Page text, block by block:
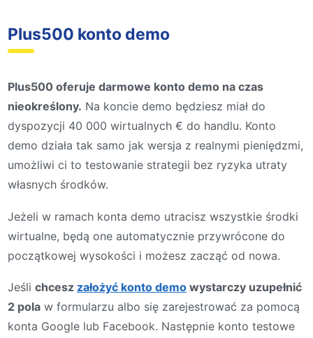
Plus500 konto demo
Plus500 oferuje darmowe konto demo na czas
nieokreślony. Na koncie demo będziesz miał do
dyspozycji 40 000 wirtualnych € do handlu. Konto
demo działa tak samo jak wersja z realnymi pieniędzmi,
umożliwi ci to testowanie strategii bez ryzyka utraty
własnych środków.
Jeżeli w ramach konta demo utracisz wszystkie środki
wirtualne, będą one automatycznie przywrócone do
początkowej wysokości i możesz zacząć od nowa.
Jeśli chcesz założyć konto demo wystarczy uzupełnić
2 pola w formularzu albo się zarejestrować za pomocą
konta Google lub Facebook. Następnie konto testowe